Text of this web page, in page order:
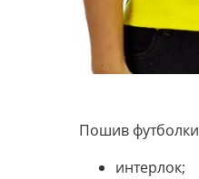
Пошив футболки
интерлок;